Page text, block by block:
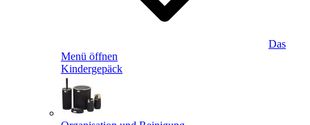
Das
Menü öffnen
Kindergepäck